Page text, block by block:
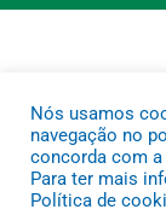
Nós usamos
navegação no
concorda com
Para ter mais
Política de